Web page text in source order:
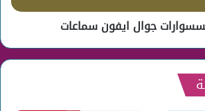
جوال ايفون سماعات